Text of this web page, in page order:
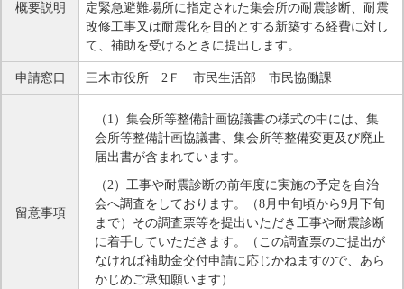
概要説明
定緊急避難場所に指定された集会所の耐震診断、耐震
改修工事又は耐震化を目的とする新築する経費に対し
て、補助を受けるときに提出します。
申請窓口 三木市役所 2Ｆ 市民生活部 市民協働課
留意事項
（1）集会所等整備計画協議書の様式の中には、集
会所等整備計画協議書、集会所等整備変更及び廃止
届出書が含まれています。
（2）工事や耐震診断の前年度に実施の予定を自治
会へ調査をしております。（8月中旬頃から9月下旬
まで）その調査票等を提出いただき工事や耐震診断
に着手していただきます。（この調査票のご提出が
なければ補助金交付申請に応じかねますので、あら
かじめご承知願います）